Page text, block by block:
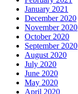
January 2021
December 2020
November 2020
October 2020
September 2020
August 2020
July 2020
June 2020
May 2020
April 2020